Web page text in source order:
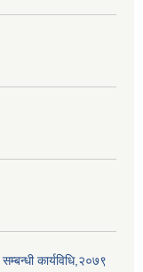
कार्यविधि,२०७९